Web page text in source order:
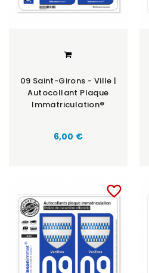
09 Saint-Girons - Ville |
Autocollant Plaque
Immatriculation®
6,00 €
favorite_border